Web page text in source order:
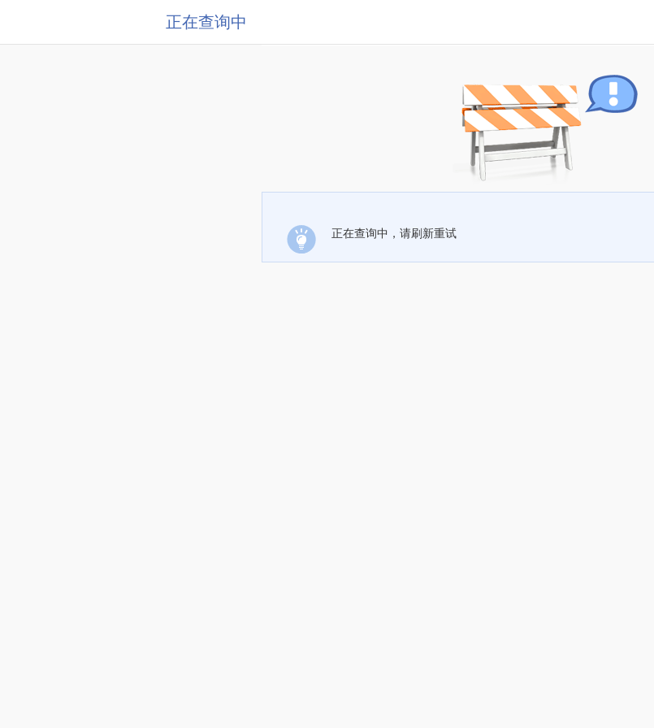
正在查询中
正在查询中，请刷新重试